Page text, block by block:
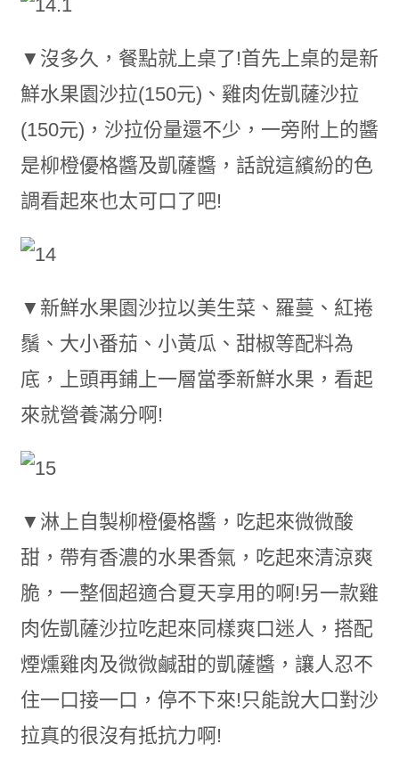
▼沒多久，餐點就上桌了!首先上桌的是新
鮮水果園沙拉(150元)、雞肉佐凱薩沙拉
(150元)，沙拉份量還不少，一旁附上的醬
是柳橙優格醬及凱薩醬，話說這繽紛的色
調看起來也太可口了吧!
▼新鮮水果園沙拉以美生菜、羅蔓、紅捲
鬚、大小番茄、小黃瓜、甜椒等配料為
底，上頭再鋪上一層當季新鮮水果，看起
來就營養滿分啊!
▼淋上自製柳橙優格醬，吃起來微微酸
甜，帶有香濃的水果香氣，吃起來清涼爽
脆，一整個超適合夏天享用的啊!另一款雞
肉佐凱薩沙拉吃起來同樣爽口迷人，搭配
煙燻雞肉及微微鹹甜的凱薩醬，讓人忍不
住一口接一口，停不下來!只能說大口對沙
拉真的很沒有抵抗力啊!